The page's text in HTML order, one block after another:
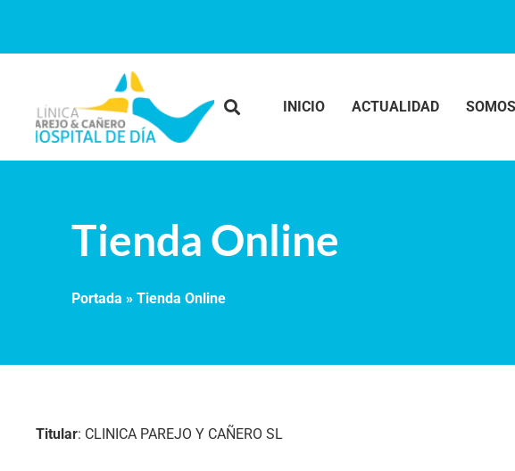
INICIO ACTUALIDAD SOMOS
Tienda Online
Portada » Tienda Online
Titular: CLINICA PAREJO Y CAÑERO SL